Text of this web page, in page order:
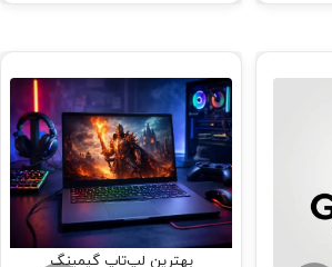
بهترین لپ‌تاپ‌ گیمینگ